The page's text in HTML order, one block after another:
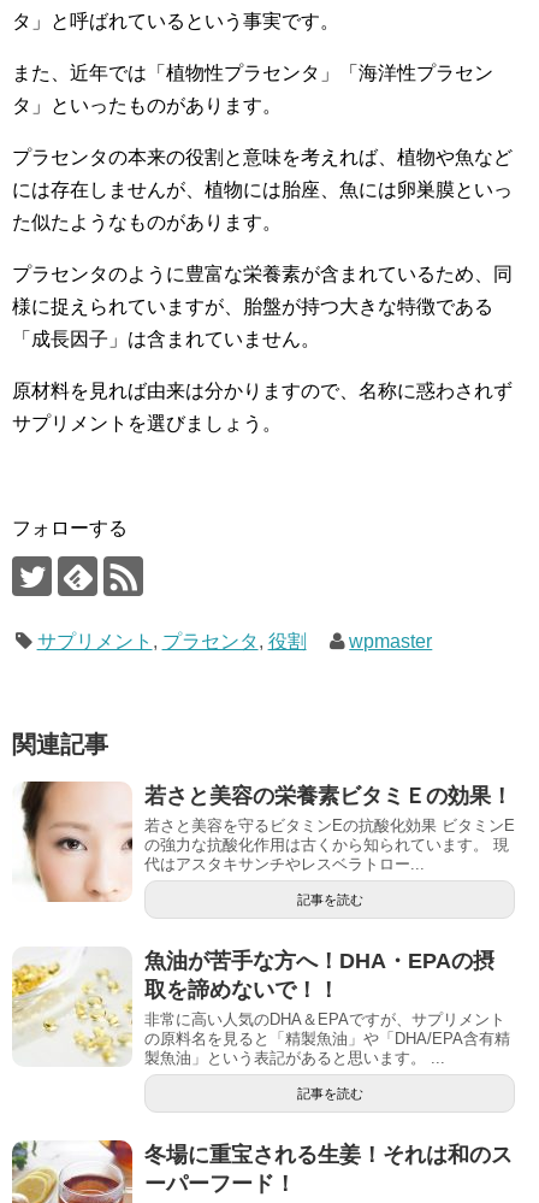
タ」と呼ばれているという事実です。
また、近年では「植物性プラセンタ」「海洋性プラセン
タ」といったものがあります。
プラセンタの本来の役割と意味を考えれば、植物や魚など
には存在しませんが、植物には胎座、魚には卵巣膜といっ
た似たようなものがあります。
プラセンタのように豊富な栄養素が含まれているため、同
様に捉えられていますが、胎盤が持つ大きな特徴である
「成長因子」は含まれていません。
原材料を見れば由来は分かりますので、名称に惑わされず
サプリメントを選びましょう。
フォローする
サプリメント , プラセンタ, 役割 wpmaster
関連記事
若さと美容の栄養素ビタミＥの効果！
若さと美容を守るビタミンEの抗酸化効果 ビタミンE
の強力な抗酸化作用は古くから知られています。 現
代はアスタキサンチやレスベラトロー...
記事を読む
魚油が苦手な方へ！DHA・EPAの摂
取を諦めないで！！
非常に高い人気のDHA＆EPAですが、サプリメント
の原料名を見ると「精製魚油」や「DHA/EPA含有精
製魚油」という表記があると思います。 ...
記事を読む
冬場に重宝される生姜！それは和のス
ーパーフード！